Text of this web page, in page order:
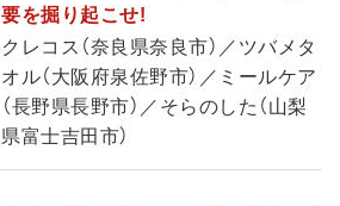
要を掘り起こせ!
クレコス（奈良県奈良市）／ツバメタ
オル（大阪府泉佐野市）／ミールケア
（長野県長野市）／そらのした（山梨
県富士吉田市）